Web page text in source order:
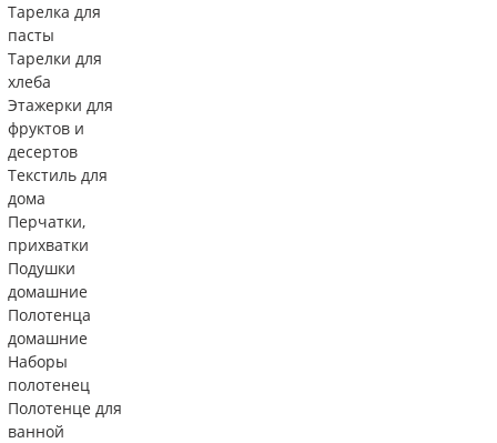
Тарелка для
пасты
Тарелки для
хлеба
Этажерки для
фруктов и
десертов
Текстиль для
дома
Перчатки,
прихватки
Подушки
домашние
Полотенца
домашние
Наборы
полотенец
Полотенце для
ванной